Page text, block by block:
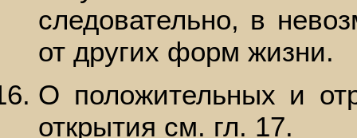
следовательно, в
от других форм жизни.
О положительных и
открытия см. гл. 17.